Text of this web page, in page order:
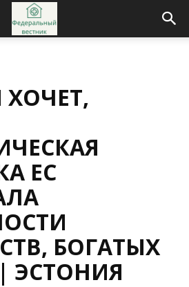
ЕС
БОГАТЫХ
ЭСТОНИЯ